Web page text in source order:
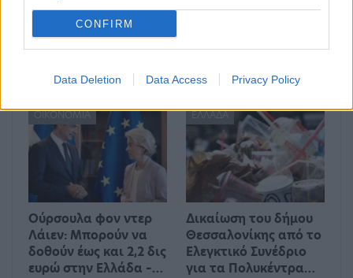
CONFIRM
Data Deletion Data Access Privacy Policy
Στο 11,2% μειώθηκε η
εφέτος
Απεργία ΠΝΟ –
πλοία στα λιμάνια
ΟΙΚΟΝΟΜΊΑ
Ούρσουλα φον ντερ
Λάιεν: Μπορούν να
δοθούν έως και 2,2 δις
ευρώ στην Ελλάδα –…
ΕΛΛΆΔΑ
Δικαίωση του δήμου
Θεσσαλονίκης από το
Ελεγκτικό Συνέδριο
για τα Πολυκέντρα…